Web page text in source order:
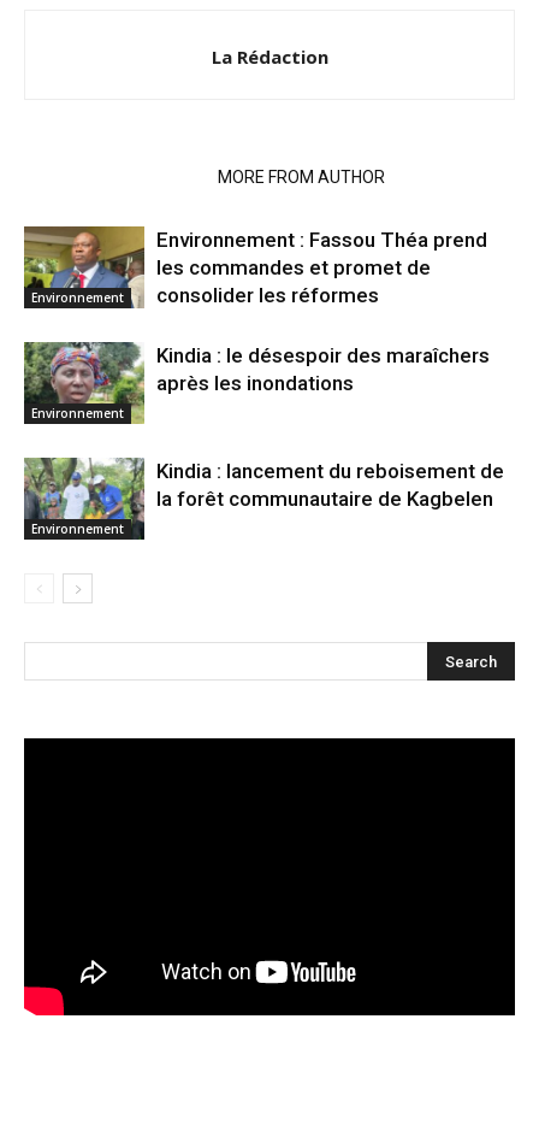
La Rédaction
MORE FROM AUTHOR
Environnement
Environnement : Fassou Théa prend
les commandes et promet de
consolider les réformes
Environnement
Kindia : le désespoir des maraîchers
après les inondations
Environnement
Kindia : lancement du reboisement de
la forêt communautaire de Kagbelen